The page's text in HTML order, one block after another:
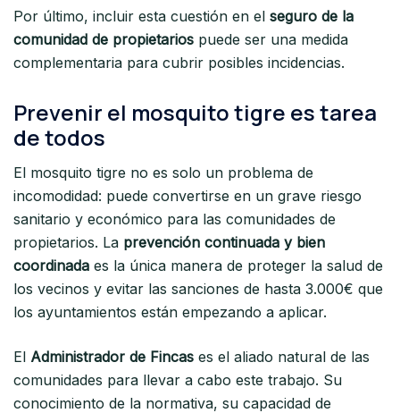
Por último, incluir esta cuestión en el seguro de la
comunidad de propietarios puede ser una medida
complementaria para cubrir posibles incidencias.
Prevenir el mosquito tigre es tarea
de todos
El mosquito tigre no es solo un problema de
incomodidad: puede convertirse en un grave riesgo
sanitario y económico para las comunidades de
propietarios. La prevención continuada y bien
coordinada es la única manera de proteger la salud de
los vecinos y evitar las sanciones de hasta 3.000€ que
los ayuntamientos están empezando a aplicar.
El Administrador de Fincas es el aliado natural de las
comunidades para llevar a cabo este trabajo. Su
conocimiento de la normativa, su capacidad de